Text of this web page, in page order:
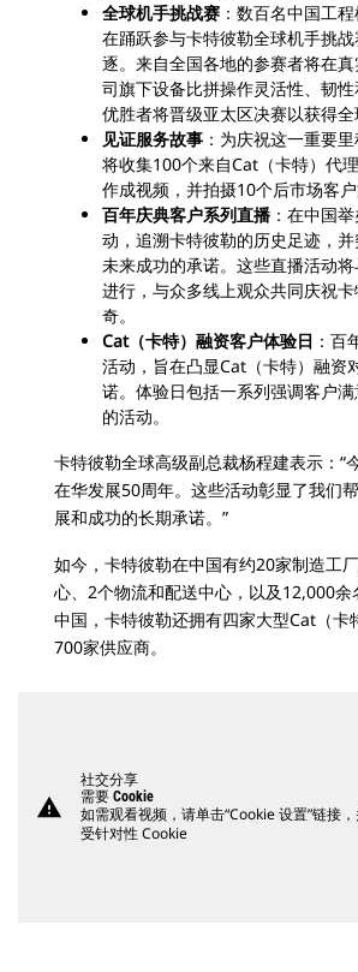
全球机手挑战赛 ：数百名中国工
在踊跃参与卡特彼勒全球机手挑
逐。来自全国各地的参赛者将在
司旗下设备比拼操作灵活性、韧性
优胜者将晋级亚太区决赛以获得全
见证服务故事 ：为庆祝这一重要
将收集100个来自Cat（卡特）代
作成视频，并拍摄10个后市场客户
百年庆典客户系列直播 ：在中国
动，追溯卡特彼勒的历史足迹，
未来成功的承诺。这些直播活动
进行，与众多线上观众共同庆祝
奇。
Cat（卡特）融资客户体验日 ：百
活动，旨在凸显Cat（卡特）融资
诺。体验日包括一系列强调客户
的活动。
卡特彼勒全球高级副总裁杨程建表示：“
在华发展50周年。这些活动彰显了我们
展和成功的长期承诺。”
如今，卡特彼勒在中国有约20家制造工
心、2个物流和配送中心，以及12,000余
中国，卡特彼勒还拥有四家大型Cat（卡
700家供应商。
warning
社交分享
需要 Cookie
如需观看视频，请单击“Cookie 设置”链接
受针对性 Cookie